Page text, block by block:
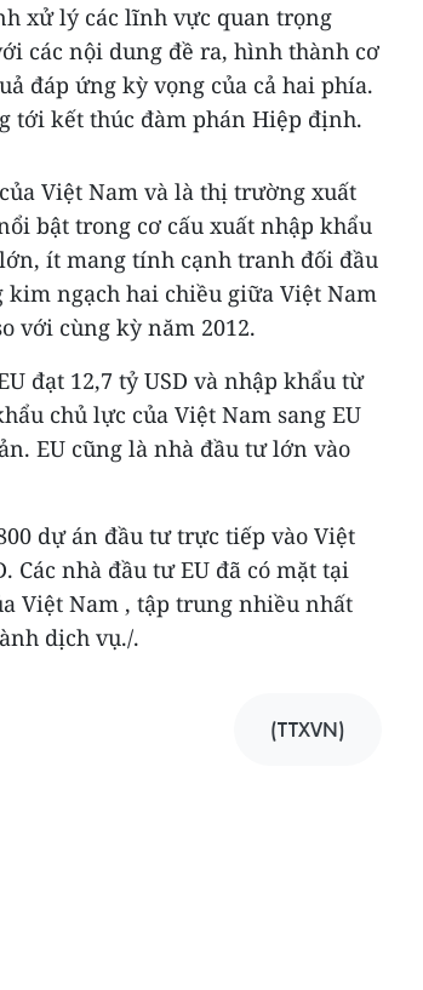
xử lý các lĩnh vực quan trọng
các nội dung đề ra, hình thành cơ
đáp ứng kỳ vọng của cả hai phía.
tới kết thúc đàm phán Hiệp định.
Việt Nam và là thị trường xuất
bật trong cơ cấu xuất nhập khẩu
ít mang tính cạnh tranh đối đầu
ngạch hai chiều giữa Việt Nam
với cùng kỳ năm 2012.
đạt 12,7 tỷ USD và nhập khẩu từ
chủ lực của Việt Nam sang EU
EU cũng là nhà đầu tư lớn vào
dự án đầu tư trực tiếp vào Việt
Các nhà đầu tư EU đã có mặt tại
Việt Nam , tập trung nhiều nhất
dịch vụ./.
(TTXVN)